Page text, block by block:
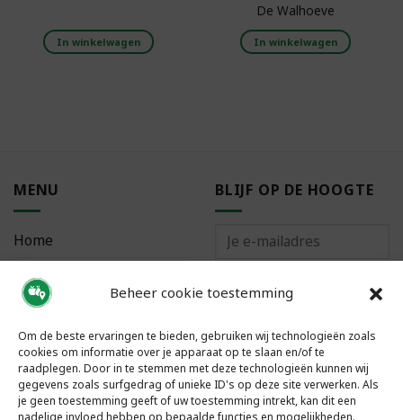
Beheer cookie toestemming
Om de beste ervaringen te bieden, gebruiken wij technologieën zoals
cookies om informatie over je apparaat op te slaan en/of te
raadplegen. Door in te stemmen met deze technologieën kunnen wij
gegevens zoals surfgedrag of unieke ID's op deze site verwerken. Als
je geen toestemming geeft of uw toestemming intrekt, kan dit een
nadelige invloed hebben op bepaalde functies en mogelijkheden.
In winkelwagen
De Walhoeve
In winkelwagen
MENU
Home
Bestellen
Meest gestelde vragen
BLIJF OP DE HOOGTE
VOLG ONS